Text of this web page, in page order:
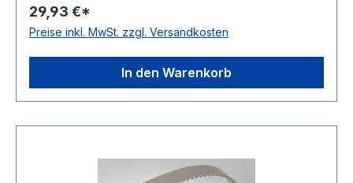
Norm DIN 7721 antistatisch nein
29,93 €*
Preise inkl. MwSt. zzgl. Versandkosten
In den Warenkorb